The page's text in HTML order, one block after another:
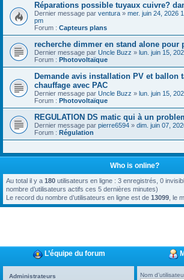
Réparations possible tuyaux cuivre?
Dernier message par ventura » mer. juin 24, 2026
pm
Forum : Capteurs plans
recherche dimmer en stand alone pour
Dernier message par Uncle Buzz » lun. juin 15,
Forum : Photovoltaïque
Demande avis installation PV et ballon
chauffage avec PAC
Dernier message par Uncle Buzz » lun. juin 15,
Forum : Photovoltaïque
REGULATION DS matic qui à un
Dernier message par pierre6594 » dim. juin 07,
Forum : Régulation
Who is online?
Au total il y a 180 utilisateurs en ligne : 3 enregistrés, 0
nombre d’utilisateurs actifs ces 5 dernières minutes)
Le record du nombre d’utilisateurs en ligne est de 13099 , le
L’équipe du forum
Administrateurs
Nom